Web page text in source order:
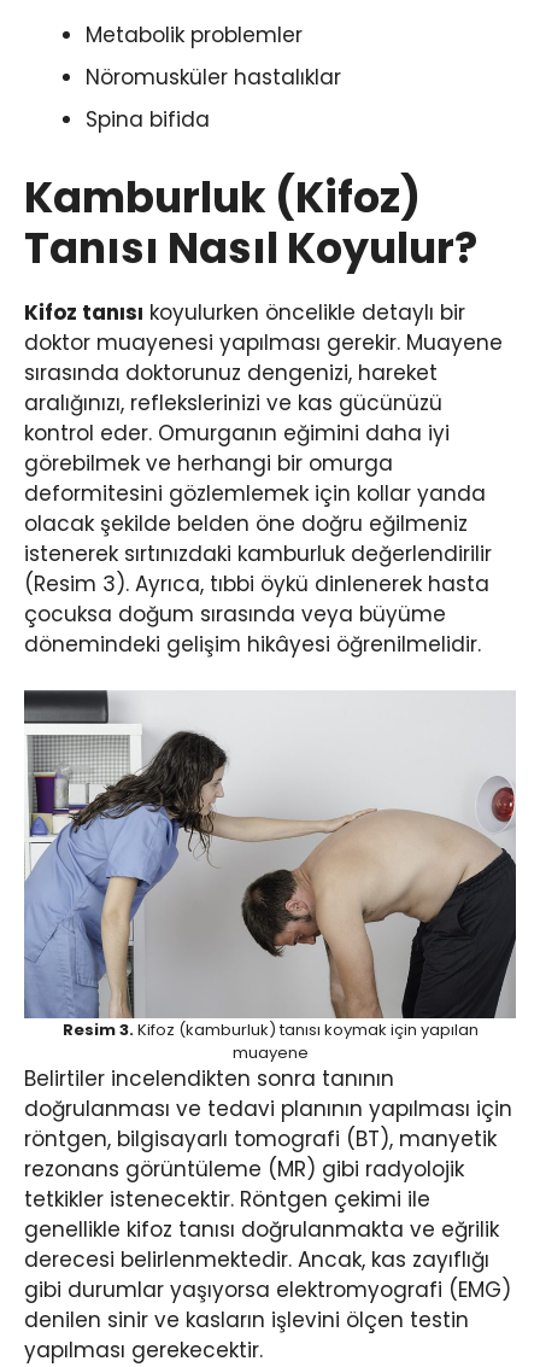
Metabolik problemler
Nöromusküler hastalıklar
Spina bifida
Kamburluk (Kifoz)
Tanısı Nasıl Koyulur?
Kifoz tanısı koyulurken öncelikle detaylı bir
doktor muayenesi yapılması gerekir. Muayene
sırasında doktorunuz dengenizi, hareket
aralığınızı, reflekslerinizi ve kas gücünüzü
kontrol eder. Omurganın eğimini daha iyi
görebilmek ve herhangi bir omurga
deformitesini gözlemlemek için kollar yanda
olacak şekilde belden öne doğru eğilmeniz
istenerek sırtınızdaki kamburluk değerlendirilir
(Resim 3). Ayrıca, tıbbi öykü dinlenerek hasta
çocuksa doğum sırasında veya büyüme
dönemindeki gelişim hikâyesi öğrenilmelidir.
Resim 3.Kifoz (kamburluk) tanısı koymak için yapılan
muayene
Belirtiler incelendikten sonra tanının
doğrulanması ve tedavi planının yapılması için
röntgen, bilgisayarlı tomografi (BT), manyetik
rezonans görüntüleme (MR) gibi radyolojik
tetkikler istenecektir. Röntgen çekimi ile
genellikle kifoz tanısı doğrulanmakta ve eğrilik
derecesi belirlenmektedir. Ancak, kas zayıflığı
gibi durumlar yaşıyorsa elektromyografi (EMG)
denilen sinir ve kasların işlevini ölçen testin
yapılması gerekecektir.